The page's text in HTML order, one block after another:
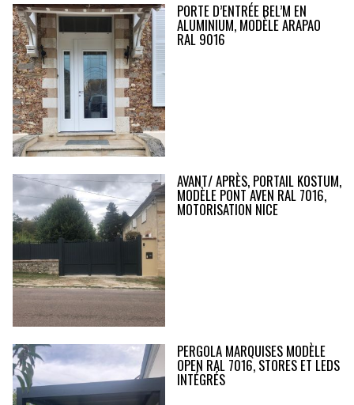
PORTE D’ENTRÉE BEL’M EN
ALUMINIUM, MODÈLE ARAPAO
RAL 9016
AVANT/ APRÈS, PORTAIL KOSTUM,
MODÈLE PONT AVEN RAL 7016,
MOTORISATION NICE
PERGOLA MARQUISES MODÈLE
OPEN RAL 7016, STORES ET LEDS
INTÉGRÉS